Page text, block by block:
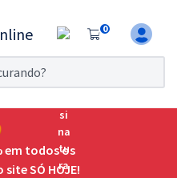
0
7 dias!
Exame da
em todos os
SÓ HOJE!